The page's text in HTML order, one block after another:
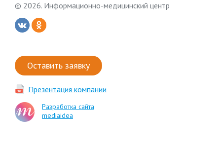
© 2026. Информационно-медицинский центр
Оставить заявку
Презентация компании
Разработка сайта
mediaidea